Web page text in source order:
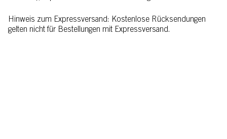
Hinweis zum Expressversand: Kostenlose Rücksendungen
gelten nicht für Bestellungen mit Expressversand.